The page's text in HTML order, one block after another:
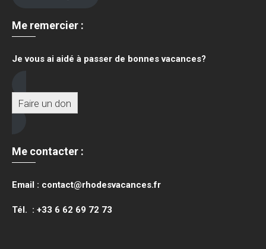
Me remercier :
Je vous ai aidé à passer de bonnes vacances?
Faire un don
Me contacter :
Email : contact@rhodesvacances.fr
Tél. : +33 6 62 69 72 73